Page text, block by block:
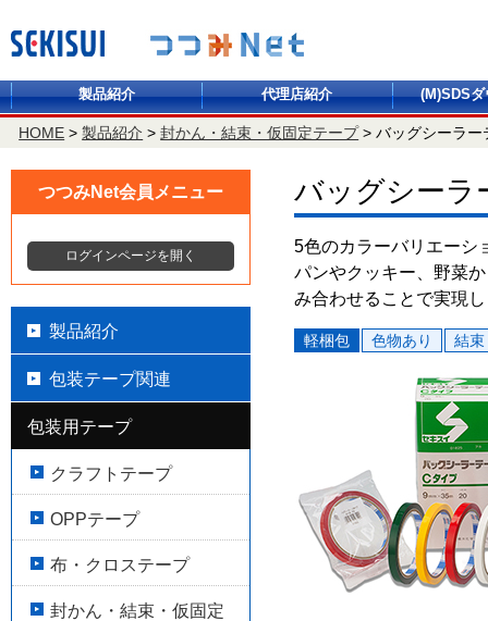
製品紹介 代理店紹介 (M)SDS
HOME >製品紹介 >封かん・結束・仮固定テープ>バッグシーラー
バッグシーラ
5色のカラーバリエーシ
パンやクッキー、野菜
み合わせることで実現
軽梱包 色物あり 結束
つつみNet会員メニュー
ログインページを開く
製品紹介
包装テープ関連
包装用テープ
クラフトテープ
OPPテープ
布・クロステープ
封かん・結束・仮固定